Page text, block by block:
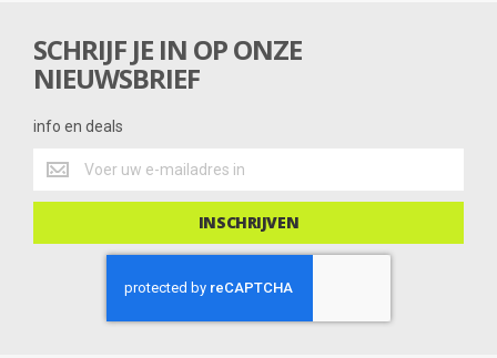
SCHRIJF JE IN OP ONZE
NIEUWSBRIEF
info en deals
info
en
deals
INSCHRIJVEN